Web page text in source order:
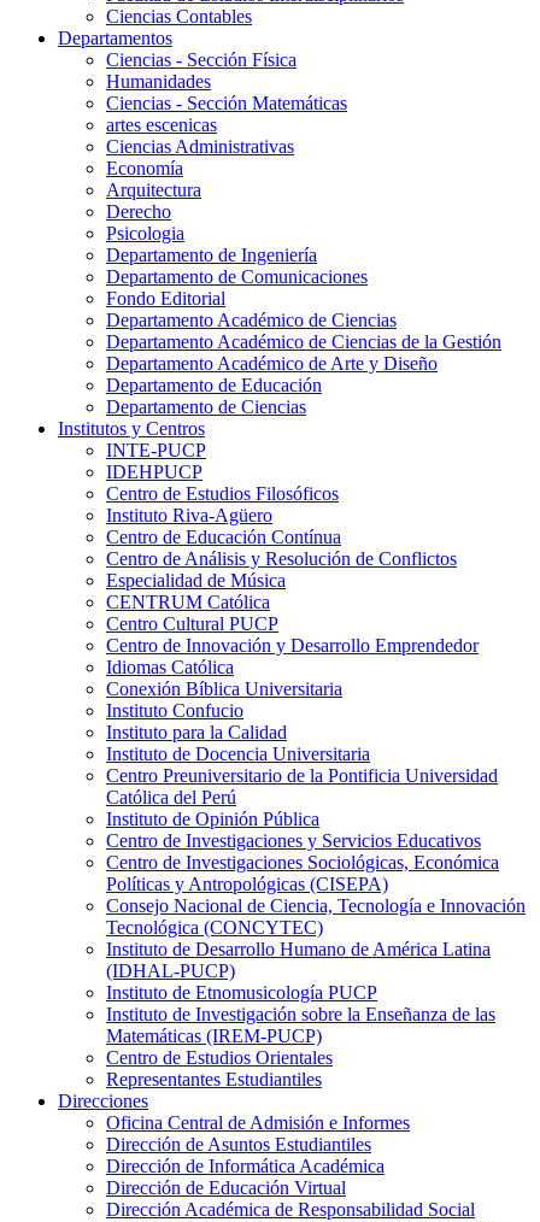
Ciencias Contables
Departamentos
Ciencias - Sección Física
Humanidades
Ciencias - Sección Matemáticas
artes escenicas
Ciencias Administrativas
Economía
Arquitectura
Derecho
Psicologia
Departamento de Ingeniería
Departamento de Comunicaciones
Fondo Editorial
Departamento Académico de Ciencias
Departamento Académico de Ciencias de la Gestión
Departamento Académico de Arte y Diseño
Departamento de Educación
Departamento de Ciencias
Institutos y Centros
INTE-PUCP
IDEHPUCP
Centro de Estudios Filosóficos
Instituto Riva-Agüero
Centro de Educación Contínua
Centro de Análisis y Resolución de Conflictos
Especialidad de Música
CENTRUM Católica
Centro Cultural PUCP
Centro de Innovación y Desarrollo Emprendedor
Idiomas Católica
Conexión Bíblica Universitaria
Instituto Confucio
Instituto para la Calidad
Instituto de Docencia Universitaria
Centro Preuniversitario de la Pontificia Universidad
Católica del Perú
Instituto de Opinión Pública
Centro de Investigaciones y Servicios Educativos
Centro de Investigaciones Sociológicas, Económica
Políticas y Antropológicas (CISEPA)
Consejo Nacional de Ciencia, Tecnología e Innovación
Tecnológica (CONCYTEC)
Instituto de Desarrollo Humano de América Latina
(IDHAL-PUCP)
Instituto de Etnomusicología PUCP
Instituto de Investigación sobre la Enseñanza de las
Matemáticas (IREM-PUCP)
Centro de Estudios Orientales
Representantes Estudiantiles
Direcciones
Oficina Central de Admisión e Informes
Dirección de Asuntos Estudiantiles
Dirección de Informática Académica
Dirección de Educación Virtual
Dirección Académica de Responsabilidad Social